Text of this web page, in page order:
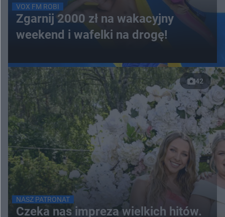
VOX FM ROBI
Zgarnij 2000 zł na wakacyjny
weekend i wafelki na drogę!
42
NASZ PATRONAT
Czeka nas impreza wielkich hitów.